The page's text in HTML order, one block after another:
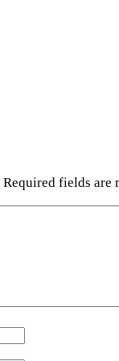
Required fields are